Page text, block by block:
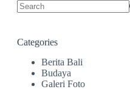
Categories
Berita Bali
Budaya
Galeri Foto